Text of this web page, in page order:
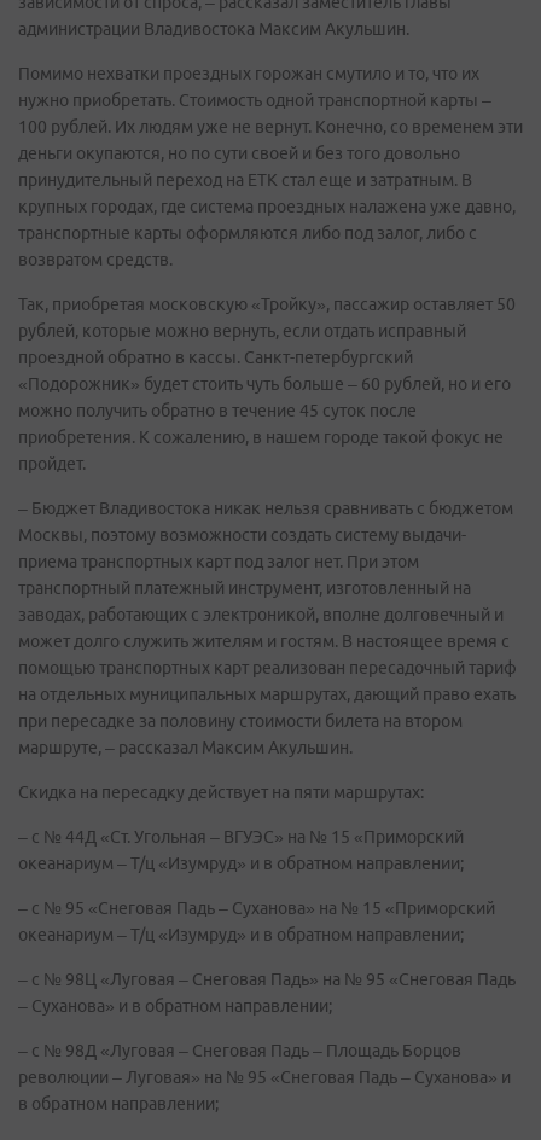
администрации Владивостока Максим Акульшин.
Помимо нехватки проездных горожан смутило и то, что их
нужно приобретать. Стоимость одной транспортной карты –
100 рублей. Их людям уже не вернут. Конечно, со временем эти
деньги окупаются, но по сути своей и без того довольно
принудительный переход на ЕТК стал еще и затратным. В
крупных городах, где система проездных налажена уже давно,
транспортные карты оформляются либо под залог, либо с
возвратом средств.
Так, приобретая московскую «Тройку», пассажир оставляет 50
рублей, которые можно вернуть, если отдать исправный
проездной обратно в кассы. Санкт-петербургский
«Подорожник» будет стоить чуть больше – 60 рублей, но и его
можно получить обратно в течение 45 суток после
приобретения. К сожалению, в нашем городе такой фокус не
пройдет.
– Бюджет Владивостока никак нельзя сравнивать с бюджетом
Москвы, поэтому возможности создать систему выдачи-
приема транспортных карт под залог нет. При этом
транспортный платежный инструмент, изготовленный на
заводах, работающих с электроникой, вполне долговечный и
может долго служить жителям и гостям. В настоящее время с
помощью транспортных карт реализован пересадочный тариф
на отдельных муниципальных маршрутах, дающий право ехать
при пересадке за половину стоимости билета на втором
маршруте, – рассказал Максим Акульшин.
Скидка на пересадку действует на пяти маршрутах:
– с № 44Д «Ст. Угольная – ВГУЭС» на № 15 «Приморский
океанариум – Т/ц «Изумруд» и в обратном направлении;
– с № 95 «Снеговая Падь – Суханова» на № 15 «Приморский
океанариум – Т/ц «Изумруд» и в обратном направлении;
– с № 98Ц «Луговая – Снеговая Падь» на № 95 «Снеговая Падь
– Суханова» и в обратном направлении;
– с № 98Д «Луговая – Снеговая Падь – Площадь Борцов
революции – Луговая» на № 95 «Снеговая Падь – Суханова» и
в обратном направлении;